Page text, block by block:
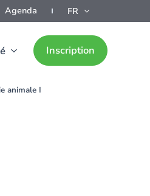
Agenda FR
Inscription
animale I